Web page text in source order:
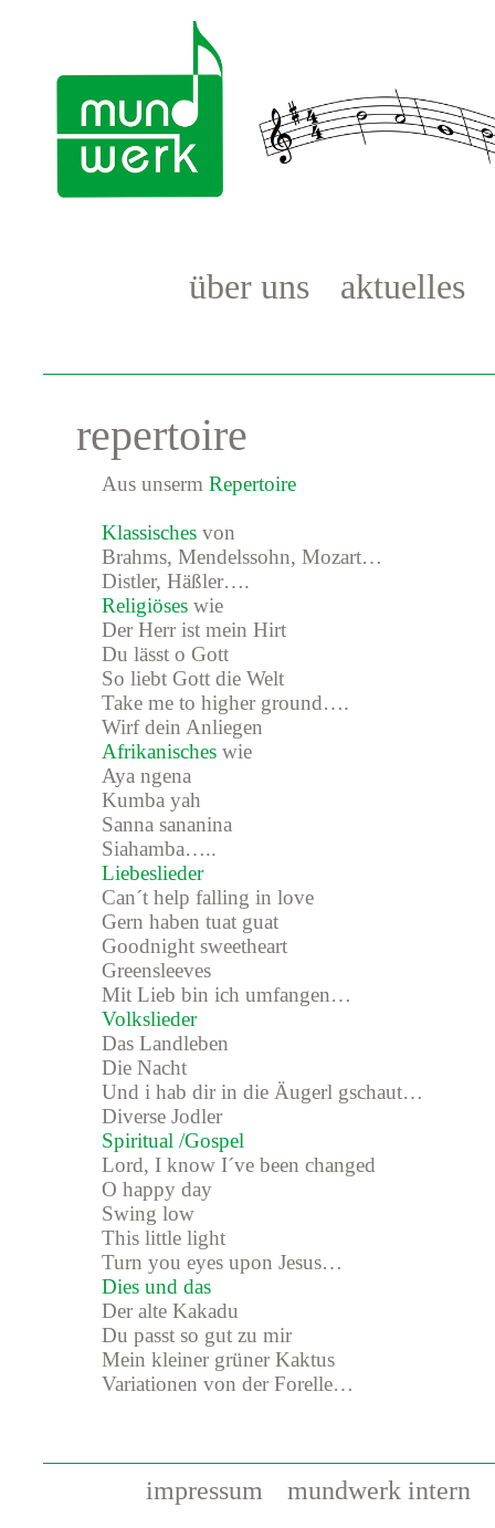
über uns aktuelles
repertoire
Aus unserm Repertoire
Klassischesvon
Brahms, Mendelssohn, Mozart…
Distler, Häßler….
Religiöseswie
Der Herr ist mein Hirt
Du lässt o Gott
So liebt Gott die Welt
Take me to higher ground….
Wirf dein Anliegen
Afrikanischeswie
Aya ngena
Kumba yah
Sanna sananina
Siahamba…..
Liebeslieder
Can´t help falling in love
Gern haben tuat guat
Goodnight sweetheart
Greensleeves
Mit Lieb bin ich umfangen…
Volkslieder
Das Landleben
Die Nacht
Und i hab dir in die Äugerl gschaut…
Diverse Jodler
Spiritual /Gospel
Lord, I know I´ve been changed
O happy day
Swing low
This little light
Turn you eyes upon Jesus…
Dies und das
Der alte Kakadu
Du passt so gut zu mir
Mein kleiner grüner Kaktus
Variationen von der Forelle…
impressum mundwerk intern